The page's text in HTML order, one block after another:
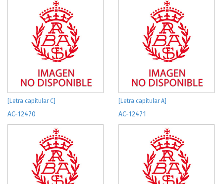
[Letra capitular C] [Letra capitular A]
AC-12470 AC-12471